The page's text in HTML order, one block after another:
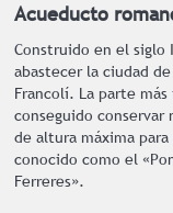
Acueducto
Construido en el siglo
abastecer la ciudad
Francolí. La parte
conseguido conservar
de altura máxima
conocido como el
Ferreres».